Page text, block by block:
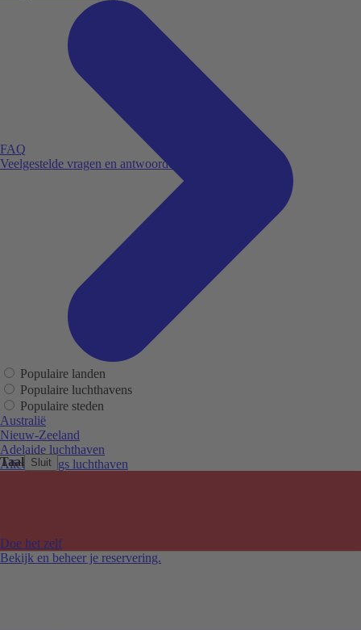
Taal Sluit
FAQ
Veelgestelde vragen en antwoorden.
Doe het zelf
Bekijk en beheer je reservering.
Populaire landen
Populaire luchthavens
Populaire steden
Australië
Nieuw-Zeeland
Adelaide luchthaven
Alice Springs luchthaven
Melbourne Tullamarine luchthaven
Perth luchthaven
Sydney luchthaven